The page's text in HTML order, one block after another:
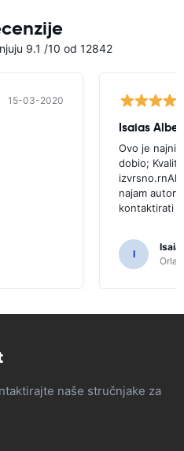
9.1 /10 od 12842
15-03-2020
Isaias
Ovo je
dobio;
najam
kontaktirati
I
naše stručnjake za